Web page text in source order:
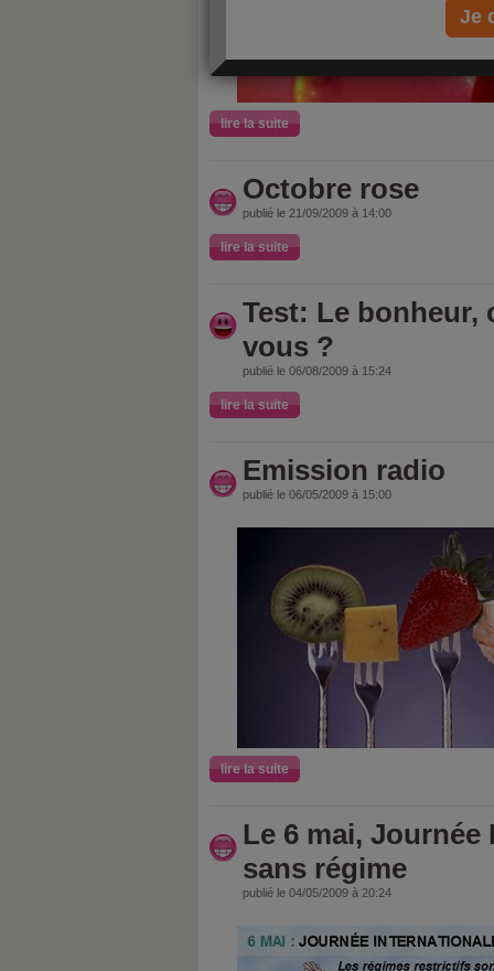
lire la suite
Octobre rose
publié le 21/09/2009 à 14:00
lire la suite
Test: Le bonheur,
vous ?
publié le 06/08/2009 à 15:24
lire la suite
Emission radio
publié le 06/05/2009 à 15:00
lire la suite
Le 6 mai,
sans régime
publié le 04/05/2009 à 20:24
Je